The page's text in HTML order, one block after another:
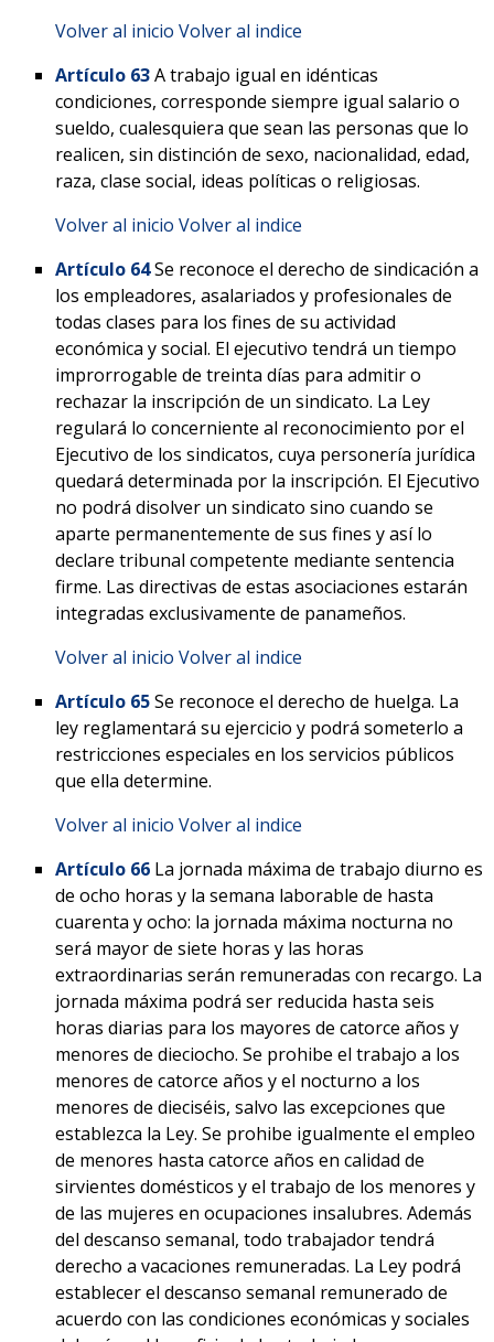
Volver al inicio Volver al indice
Artículo 63A trabajo igual en idénticas
condiciones, corresponde siempre igual salario o
sueldo, cualesquiera que sean las personas que lo
realicen, sin distinción de sexo, nacionalidad, edad,
raza, clase social, ideas políticas o religiosas.
Volver al inicio Volver al indice
Artículo 64Se reconoce el derecho de sindicación a
los empleadores, asalariados y profesionales de
todas clases para los fines de su actividad
económica y social. El ejecutivo tendrá un tiempo
improrrogable de treinta días para admitir o
rechazar la inscripción de un sindicato. La Ley
regulará lo concerniente al reconocimiento por el
Ejecutivo de los sindicatos, cuya personería jurídica
quedará determinada por la inscripción. El Ejecutivo
no podrá disolver un sindicato sino cuando se
aparte permanentemente de sus fines y así lo
declare tribunal competente mediante sentencia
firme. Las directivas de estas asociaciones estarán
integradas exclusivamente de panameños.
Volver al inicio Volver al indice
Artículo 65Se reconoce el derecho de huelga. La
ley reglamentará su ejercicio y podrá someterlo a
restricciones especiales en los servicios públicos
que ella determine.
Volver al inicio Volver al indice
Artículo 66 La jornada máxima de trabajo diurno es
de ocho horas y la semana laborable de hasta
cuarenta y ocho: la jornada máxima nocturna no
será mayor de siete horas y las horas
extraordinarias serán remuneradas con recargo. La
jornada máxima podrá ser reducida hasta seis
horas diarias para los mayores de catorce años y
menores de dieciocho. Se prohibe el trabajo a los
menores de catorce años y el nocturno a los
menores de dieciséis, salvo las excepciones que
establezca la Ley. Se prohibe igualmente el empleo
de menores hasta catorce años en calidad de
sirvientes domésticos y el trabajo de los menores y
de las mujeres en ocupaciones insalubres. Además
del descanso semanal, todo trabajador tendrá
derecho a vacaciones remuneradas. La Ley podrá
establecer el descanso semanal remunerado de
acuerdo con las condiciones económicas y sociales